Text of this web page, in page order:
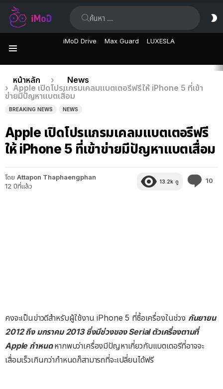
iMoD Drive Max Guard LUXESLA
เรื่อง
ล่าสุด
คุณอยู่ที่นี่:
หน้าหลัก
News
Apple เปิดโปรแกรมเคลมแบตเตอรีฟรีให้ iPhone 5 ที่เข้า
ข่ายมีปัญหาแบตเสื่อม
BREAKING NEWS NEWS
Apple เปิดโปรแกรมเคลมแบตเตอรีฟรี
ให้ iPhone 5 ที่เข้าข่ายมีปัญหาแบตเสื่อม
โดย Attapon Thaphaengphan
12 ปีที่แล้ว
13.2k ดู 10
คงจะเป็นข่าวดีสำหรับผู้ใช้งาน iPhone 5 ที่ซื้อเครื่องในช่วง กันยายน
2012 ถึง มกราคม 2013 ซึ่งมีช่วงของ Serial ตัวเครื่องตามที่
Apple กำหนดหากพบว่าเครื่องมีปัญหาเกี่ยวกับแบตเตอรีที่อาจจะ
เสื่อมเร็วเกินกว่ากำหนดก็สามารถที่จะเปลี่ยนได้ฟรี